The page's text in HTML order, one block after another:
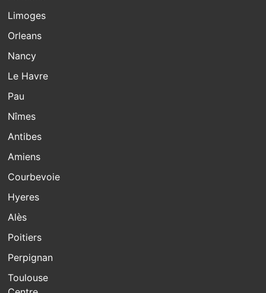
Limoges
Orleans
Nancy
Le Havre
Pau
Nîmes
Antibes
Amiens
Courbevoie
Hyeres
Alès
Poitiers
Perpignan
Toulouse